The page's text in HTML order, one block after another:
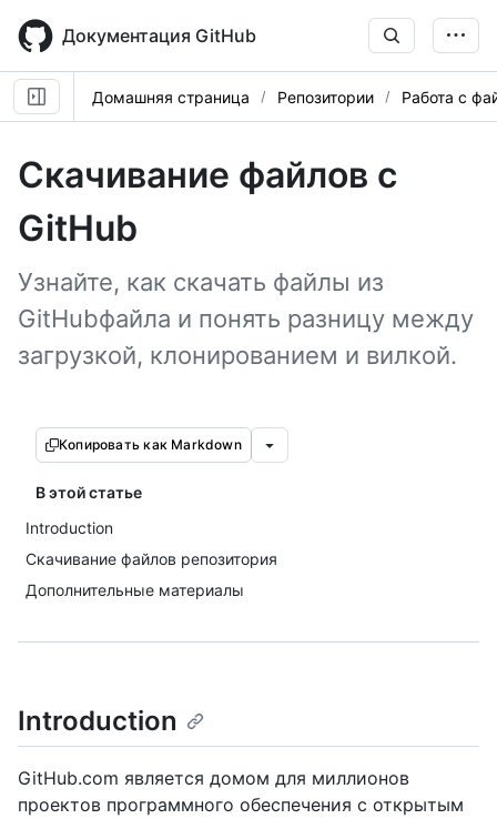
main
content
Документация GitHub
Домашняя страница Репозитории Работа с
Скачивание файлов с
GitHub
Узнайте, как скачать файлы из
GitHubфайла и понять разницу между
загрузкой, клонированием и вилкой.
Копировать как Markdown
В этой статье
Introduction
Скачивание файлов репозитория
Дополнительные материалы
Introduction
GitHub.com является домом для миллионов
проектов программного обеспечения с открытым